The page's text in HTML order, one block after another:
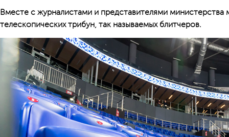
Вместе с журналистами и представителями министерства
телескопических трибун, так называемых блитчеров.